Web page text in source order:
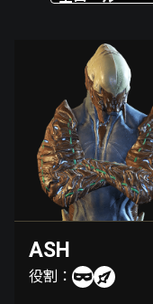
ASH
役割：